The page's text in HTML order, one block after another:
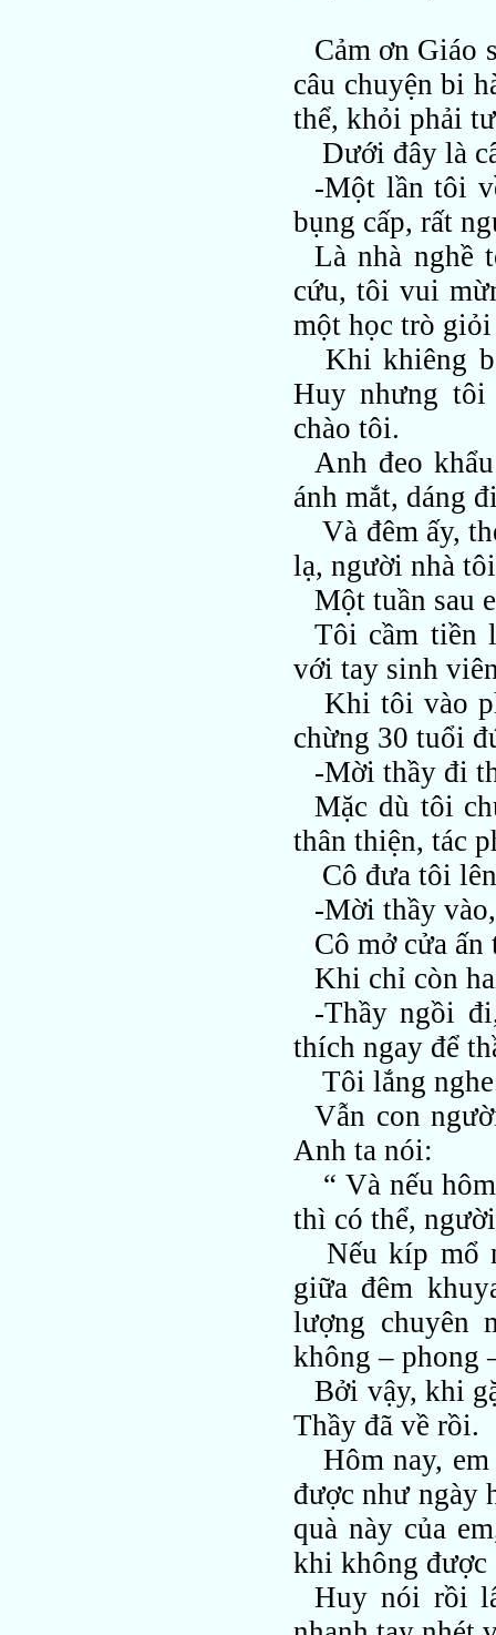
Cảm ơn Giáo
câu chuyện bi
thể, khỏi phải
Dưới đây là
-Một lần tôi
bụng cấp, rất
Là nhà nghề
cứu, tôi vui
một học trò
Khi khiêng
Huy nhưng tôi
chào tôi.
Anh đeo
ánh mắt, dáng
Và đêm ấy,
lạ, người nhà
Một tuần sau
Tôi cầm tiền
với tay sinh
Khi tôi vào
chừng 30 tuổi
-Mời thầy đi
Mặc dù tôi
thân thiện, tác
Cô đưa tôi
-Mời thầy
Cô mở cửa
Khi chỉ còn
-Thầy ngồi
thích ngay để
Tôi lắng
Vẫn con
Anh ta nói:
“ Và nếu
thì có thể,
Nếu kíp mổ
giữa đêm
lượng chuyên
không – phong
Bởi vậy, khi
Thầy đã về rồi.
Hôm nay,
được như ngày
quà này của
khi không được
Huy nói rồi